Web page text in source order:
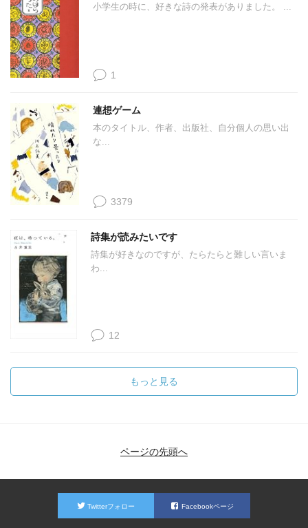
小学生の時に、好きな詩の発表がありました。 ...
1
連想ゲーム
本のタイトル、作者、出版社、自分個人の思い出
な...
3379
詩集が読みたいです
詩集が好きなのですが、たらたらと難しい言いま
わ...
12
もっと見る
ページの先頭へ
Twitterフォロー Facebookページ